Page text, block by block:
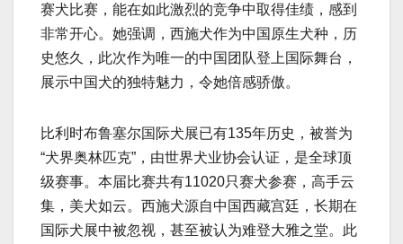
赛犬比赛，能在如此激烈的竞争中取得佳绩，感到
非常开心。她强调，西施犬作为中国原生犬种，历
史悠久，此次作为唯一的中国团队登上国际舞台，
展示中国犬的独特魅力，令她倍感骄傲。
比利时布鲁塞尔国际犬展已有135年历史，被誉为
“犬界奥林匹克”，由世界犬业协会认证，是全球顶
级赛事。本届比赛共有11020只赛犬参赛，高手云
集，美犬如云。西施犬源自中国西藏宫廷，长期在
国际犬展中被忽视，甚至被认为难登大雅之堂。此